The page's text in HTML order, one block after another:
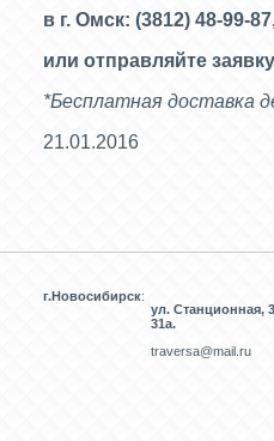
в г. Омск: (3812) 48-99-
или отправляйте
*Бесплатная доставка
21.01.2016
г.Новосибирск:
ул. Станционная,
31а.
traversa@mail.ru